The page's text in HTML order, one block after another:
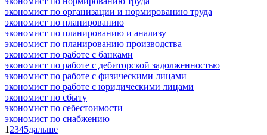
экономист по организации и нормированию труда
экономист по планированию
экономист по планированию и анализу
экономист по планированию производства
экономист по работе с банками
экономист по работе с дебиторской задолженностью
экономист по работе с физическими лицами
экономист по работе с юридическими лицами
экономист по сбыту
экономист по себестоимости
экономист по снабжению
1 2345дальше